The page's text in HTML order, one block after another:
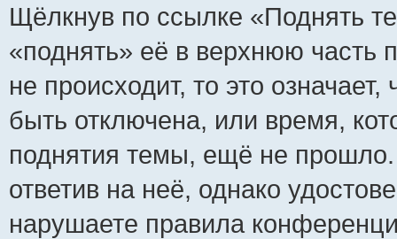
Щёлкнув по ссылке «Поднять
«поднять» её в верхнюю часть
не происходит, то это
быть отключена, или время,
поднятия темы, ещё не
ответив на неё, однако
нарушаете правила